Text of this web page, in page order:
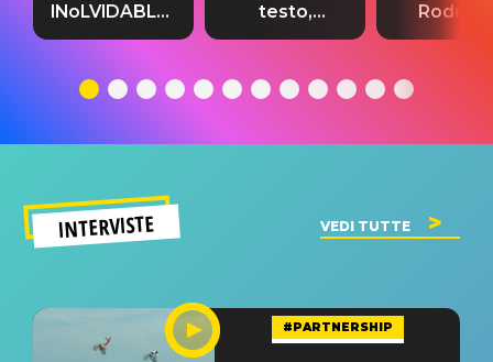
INoLVIDABLE”:
testo,
significato
testo,
traduzione e
del singolo
testo,
INTERVISTE VEDI TUTTE
#PARTNERSHIP